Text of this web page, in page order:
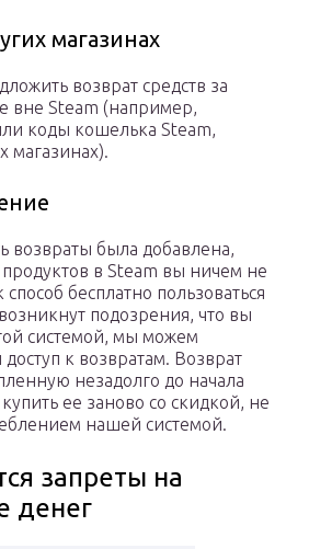
магазинах
возврат средств за
вне Steam (например,
коды кошелька Steam,
магазинах).
возвраты была добавлена,
в Steam вы ничем не
бесплатно пользоваться
подозрения, что вы
системой, мы можем
к возвратам. Возврат
незадолго до начала
ее заново со скидкой, не
нашей системой.
запреты на
денег